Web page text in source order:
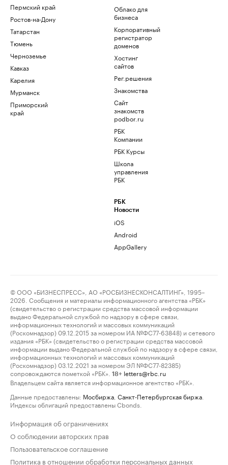
Пермский край
Ростов-на-Дону
Татарстан
Тюмень
Черноземье
Кавказ
Карелия
Мурманск
Приморский
край
Облако для
бизнеса
Корпоративный
регистратор
доменов
Хостинг
сайтов
Рег.решения
Знакомства
Сайт
знакомств
podbor.ru
РБК
Компании
РБК Курсы
Школа
управления
РБК
РБК
Новости
iOS
Android
AppGallery
© ООО «БИЗНЕСПРЕСС», АО «РОСБИЗНЕСКОНСАЛТИНГ», 1995–
2026. Сообщения и материалы информационного агентства «РБК»
(свидетельство о регистрации средства массовой информации
выдано Федеральной службой по надзору в сфере связи,
информационных технологий и массовых коммуникаций
(Роскомнадзор) 09.12.2015 за номером ИА №ФС77-63848) и сетевого
издания «РБК» (свидетельство о регистрации средства массовой
информации выдано Федеральной службой по надзору в сфере связи,
информационных технологий и массовых коммуникаций
(Роскомнадзор) 03.12.2021 за номером ЭЛ №ФС77-82385)
сопровождаются пометкой «РБК».
18+ letters@rbc.ru
Владельцем сайта является информационное агентство «РБК».
Данные предоставлены: Мосбиржа Санкт-Петербургская биржа
Индексы облигаций предоставлены Cbonds.
Информация об ограничениях
О соблюдении авторских прав
Пользовательское соглашение
Политика в отношении обработки персональных данных